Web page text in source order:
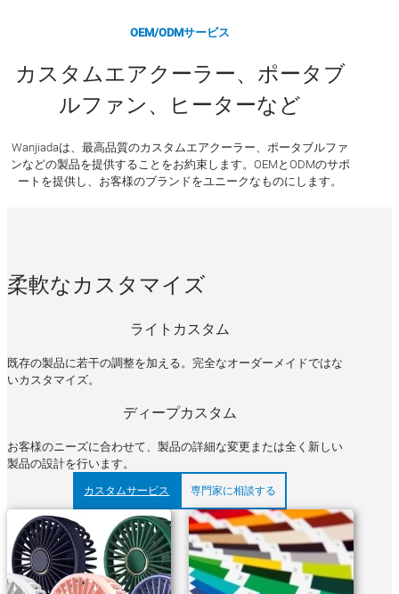
OEM/ODMサービス
カスタムエアクーラー、ポータブ
ルファン、ヒーターなど
Wanjiadaは、最高品質のカスタムエアクーラー、ポータブルファ
ンなどの製品を提供することをお約束します。OEMとODMのサポ
ートを提供し、お客様のブランドをユニークなものにします。
柔軟なカスタマイズ
ライトカスタム
既存の製品に若干の調整を加える。完全なオーダーメイドではな
いカスタマイズ。
ディープカスタム
お客様のニーズに合わせて、製品の詳細な変更または全く新しい
製品の設計を行います。
カスタムサービス 専門家に相談する